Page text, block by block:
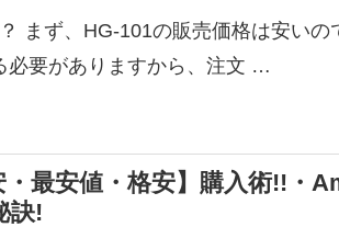
まず、HG-101の販売価格は安い
必要がありますから、注文 …
最安値・格安】購入術!!・
訣!